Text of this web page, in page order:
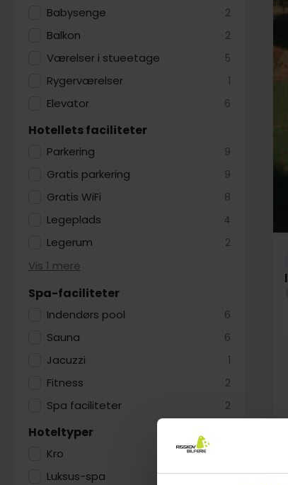
Babysenge 2
Balkon 2
Værelser i stueetage 5
Rygerværelser 1
Elevator 6
Hotellets faciliteter
Parkering 9
Gratis parkering 9
Gratis WiFi 8
Legeplads 4
Legerum 2
Vis 1 mere
Spa-faciliteter
Indendørs pool 6
Sauna 6
Jacuzzi 1
Fitness 2
Spa faciliteter 2
Hoteltyper
Kro
Luksus-spa 2